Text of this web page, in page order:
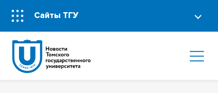
Сайты ТГУ